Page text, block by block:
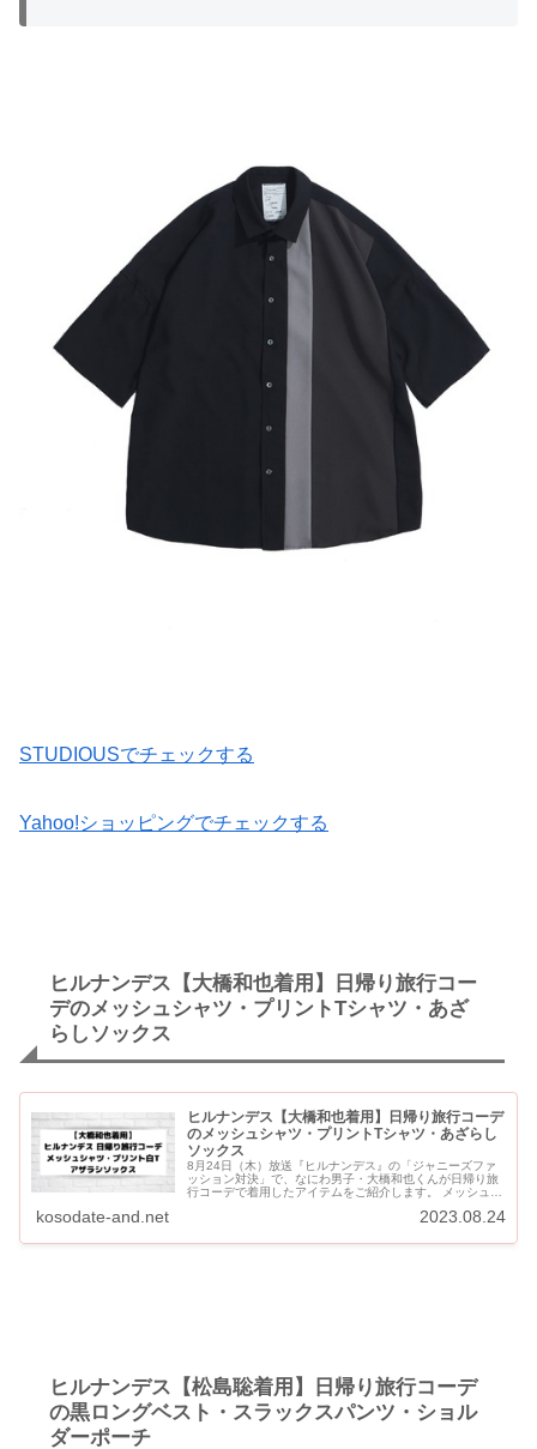
STUDIOUSでチェックする
Yahoo!ショッピングでチェックする
ヒルナンデス【大橋和也着用】日帰り旅行コー
デのメッシュシャツ・プリントTシャツ・あざ
らしソックス
ヒルナンデス【大橋和也着用】日帰り旅行コーデ
のメッシュシャツ・プリントTシャツ・あざらし
ソックス
8月24日（木）放送『ヒルナンデス』の「ジャニーズファ
ッション対決」で、なにわ男子・大橋和也くんが日帰り旅
行コーデで着用したアイテムをご紹介します。 メッシュシ
kosodate-and.net 2023.08.24
ヒルナンデス【松島聡着用】日帰り旅行コーデ
の黒ロングベスト・スラックスパンツ・ショル
ダーポーチ